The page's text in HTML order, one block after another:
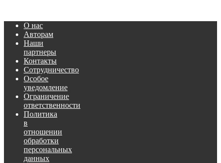
О нас
Авторам
Наши
партнеры
Контакты
Сотрудничество
Особое
уведомление
Ограничение
ответственности
Политика
в
отношении
обработки
персональных
данных